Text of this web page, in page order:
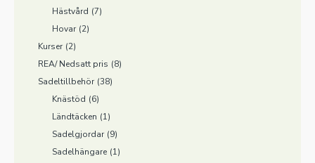
Hästvård (7)
Hovar (2)
Kurser (2)
REA/ Nedsatt pris (8)
Sadeltillbehör (38)
Knästöd (6)
Ländtäcken (1)
Sadelgjordar (9)
Sadelhängare (1)